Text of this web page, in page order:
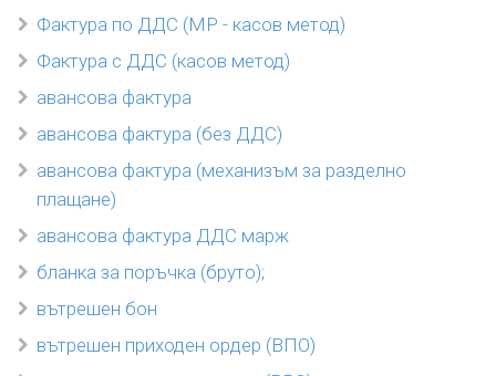
Фактура по ДДС (MP - касов метод)
Фактура с ДДС (касов метод)
авансова фактура
авансова фактура (без ДДС)
авансова фактура (механизъм за разделно
плащане)
авансова фактура ДДС марж
бланка за поръчка (бруто);
вътрешен бон
вътрешен приходен ордер (ВПО)